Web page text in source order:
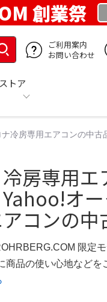
創業祭
ご利用案内
お問い合わせ
トア
冷房専用エアコンの中古
房専用
オ
コンの中
限定
商品の使い心地などを